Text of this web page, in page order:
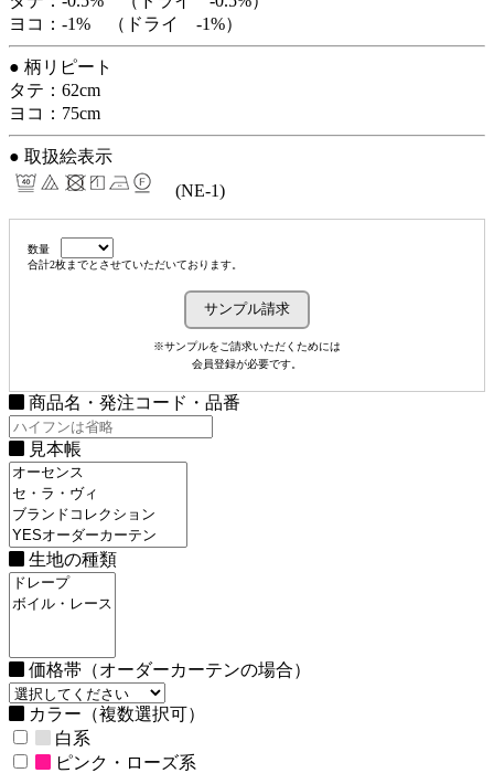
ヨコ：-1% （ドライ -1%）
● 柄リピート
タテ：62cm
ヨコ：75cm
● 取扱絵表示
(NE-1)
数量
合計2枚までとさせていただいております。
※サンプルをご請求いただくためには
会員登録が必要です。
商品名・発注コード・品番
見本帳
生地の種類
価格帯（オーダーカーテンの場合）
カラー（複数選択可）
白系
ピンク・ローズ系